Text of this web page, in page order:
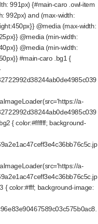
991px) {#main-caro .owl-item
992px) and (max-width:
@media (max-width:
@media (min-width:
@media (min-width:
#main-caro .bg1 {
a-
{ color:#ffffff; background-
a-
{ color:#fff; background-image: